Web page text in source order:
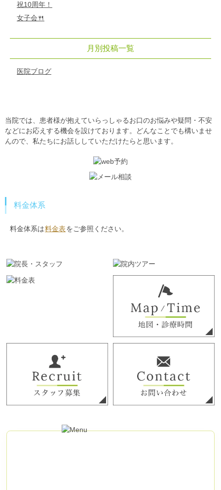
祝10周年！
女子会🍴
月別投稿一覧
医院ブログ
当院では、患者様が抱えていらっしゃるお口のお悩みや疑問・不安
などにお応えする機会を設けております。どんなことでも構いませ
んので、私たちにお話ししていただけたらと思います。
料金体系
料金体系は料金表をご参照ください。